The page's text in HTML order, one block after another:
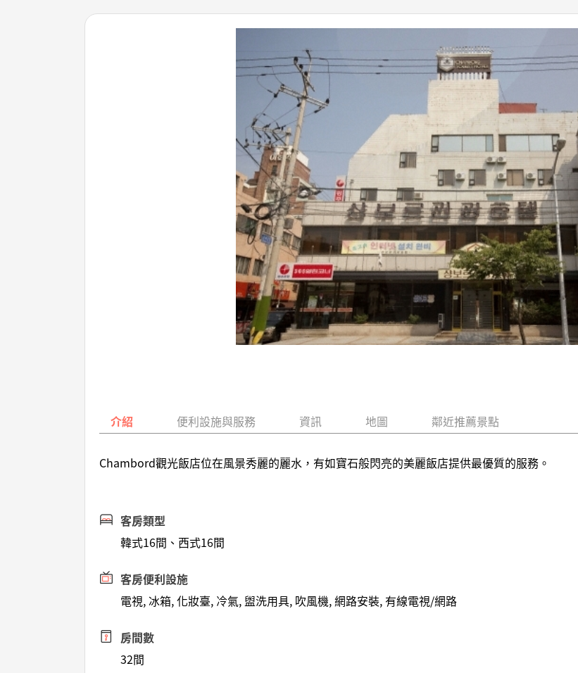
介紹 便利設施與服務 資訊 地圖 鄰近推薦景點
Chambord觀光飯店位在風景秀麗的麗水，有如寶石般閃亮的美麗飯店提供最優質的服務。
客房類型
韓式16間、西式16間
客房便利設施
電視, 冰箱, 化妝臺, 冷氣, 盥洗用具, 吹風機, 網路安裝, 有線電視/網路
房間數
32間